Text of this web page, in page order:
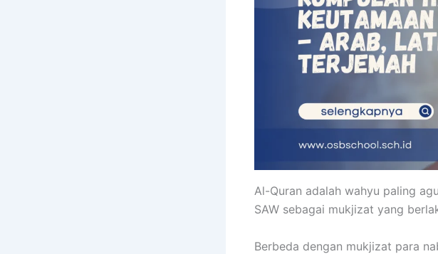
Al-Quran adalah wahyu paling
SAW sebagai mukjizat yang
Berbeda dengan mukjizat para